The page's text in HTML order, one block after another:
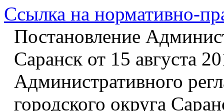
Ссылка на нормативно-
Постановление
Саранск от 15 августа
Административного
городского округа